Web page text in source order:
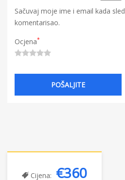
Sačuvaj moje ime i email kada
komentarisao.
Ocjena*
Cijena: €360